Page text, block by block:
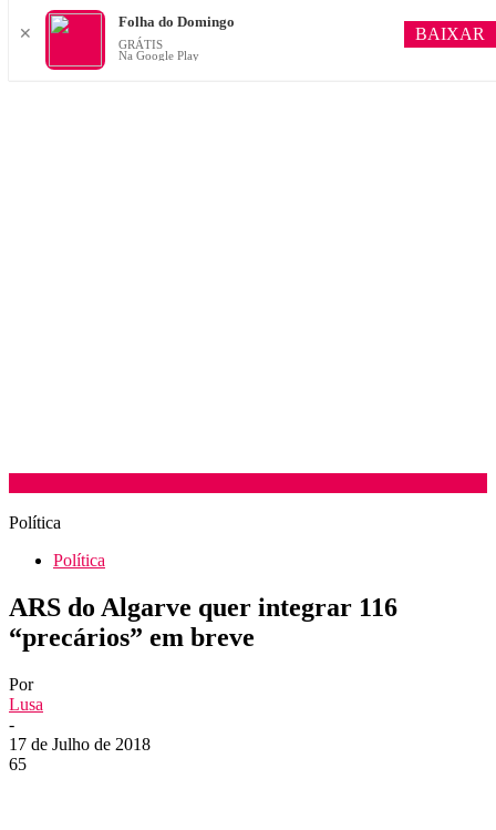
Política
Política
ARS do Algarve quer integrar 116
“precários” em breve
Por
Lusa
-
17 de Julho de 2018
65
✕
Folha do Domingo
GRÁTIS
Na Google Play
BAIXAR